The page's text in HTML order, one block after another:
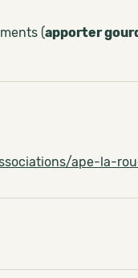
(apporter
ape-la-